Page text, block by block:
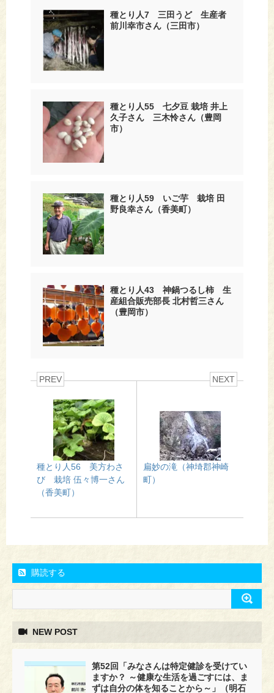
種とり人7 三田うど 生産者
前川幸市さん（三田市）
種とり人55 七夕豆 栽培 井上
久子さん 三木怜さん（豊岡
市）
種とり人59 いご芋 栽培 田
野良幸さん（香美町）
種とり人43 神鍋つるし柿 生
産組合販売部長 北村哲三さん
（豊岡市）
PREV
種とり人56 美方わさ
び 栽培 伍々博一さん
（香美町）
NEXT
扁妙の滝（神埼郡神崎
町）
購読する
NEW POST
第52回「みなさんは特定健診を受けてい
ますか？ ～健康な生活を過ごすには、ま
ずは自分の体を知ることから～」（明石